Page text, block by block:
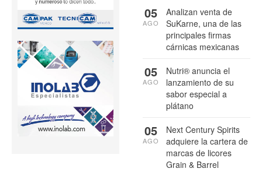
Analizan venta de
SuKarne, una de las
principales firmas
cárnicas mexicanas
05
AGO
Nutri® anuncia el
lanzamiento de su
sabor especial a
plátano
05
AGO
Next Century Spirits
adquiere la cartera de
marcas de licores
Grain & Barrel
05
AGO